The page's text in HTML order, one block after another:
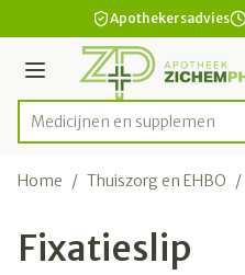
Ga naar de inhoudApothekersadvies
Menu
Product, merk, categorie...
Home / Thuiszorg en EHBO /
Fixatieslip